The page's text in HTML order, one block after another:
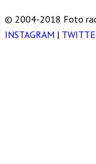
© 2004-2018 Foto
INSTAGRAM |